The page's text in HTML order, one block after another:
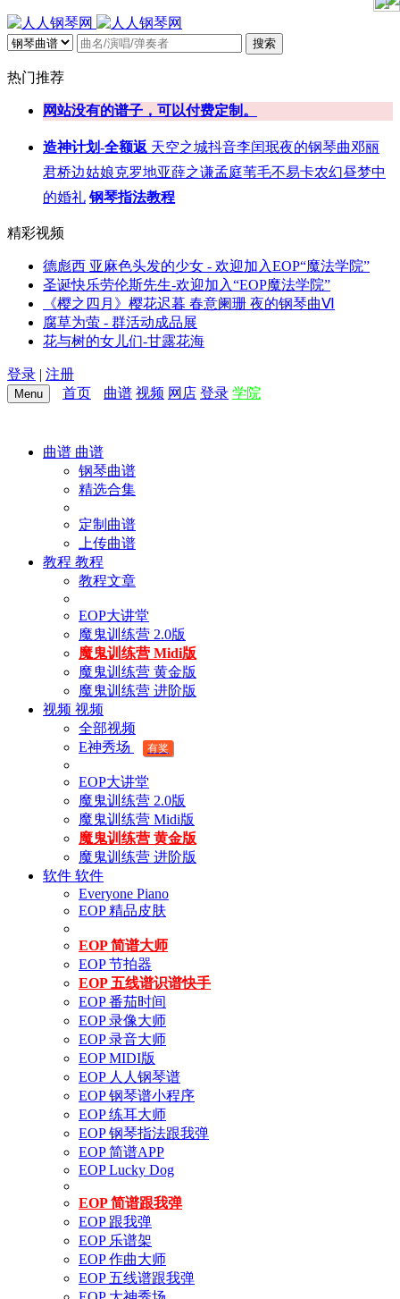
搜索
热门推荐
网站没有的谱子，可以付费定制。
造神计划-全额返 天空之城抖音李闰珉夜的钢琴曲邓丽
君桥边姑娘克罗地亚薛之谦孟庭苇毛不易卡农幻昼梦中
的婚礼 钢琴指法教程
精彩视频
德彪西 亚麻色头发的少女 - 欢迎加入EOP“魔法学院”
圣诞快乐劳伦斯先生-欢迎加入“EOP魔法学院”
《樱之四月》樱花迟暮 春意阑珊 夜的钢琴曲Ⅵ
腐草为萤 - 群活动成品展
花与树的女儿们-甘露花海
登录 | 注册
Menu 首页 曲谱 视频 网店 登录 学院
曲谱 曲谱
钢琴曲谱
精选合集
定制曲谱
上传曲谱
教程 教程
教程文章
EOP大讲堂
魔鬼训练营 2.0版
魔鬼训练营 Midi版
魔鬼训练营 黄金版
魔鬼训练营 进阶版
视频 视频
全部视频
E神秀场
有奖
EOP大讲堂
魔鬼训练营 2.0版
魔鬼训练营 Midi版
魔鬼训练营 黄金版
魔鬼训练营 进阶版
软件 软件
Everyone Piano
EOP 精品皮肤
EOP 简谱大师
EOP 节拍器
EOP 五线谱识谱快手
EOP 番茄时间
EOP 录像大师
EOP 录音大师
EOP MIDI版
EOP 人人钢琴谱
EOP 钢琴谱小程序
EOP 练耳大师
EOP 钢琴指法跟我弹
EOP 简谱APP
EOP Lucky Dog
EOP 简谱跟我弹
EOP 跟我弹
EOP 乐谱架
EOP 作曲大师
EOP 五线谱跟我弹